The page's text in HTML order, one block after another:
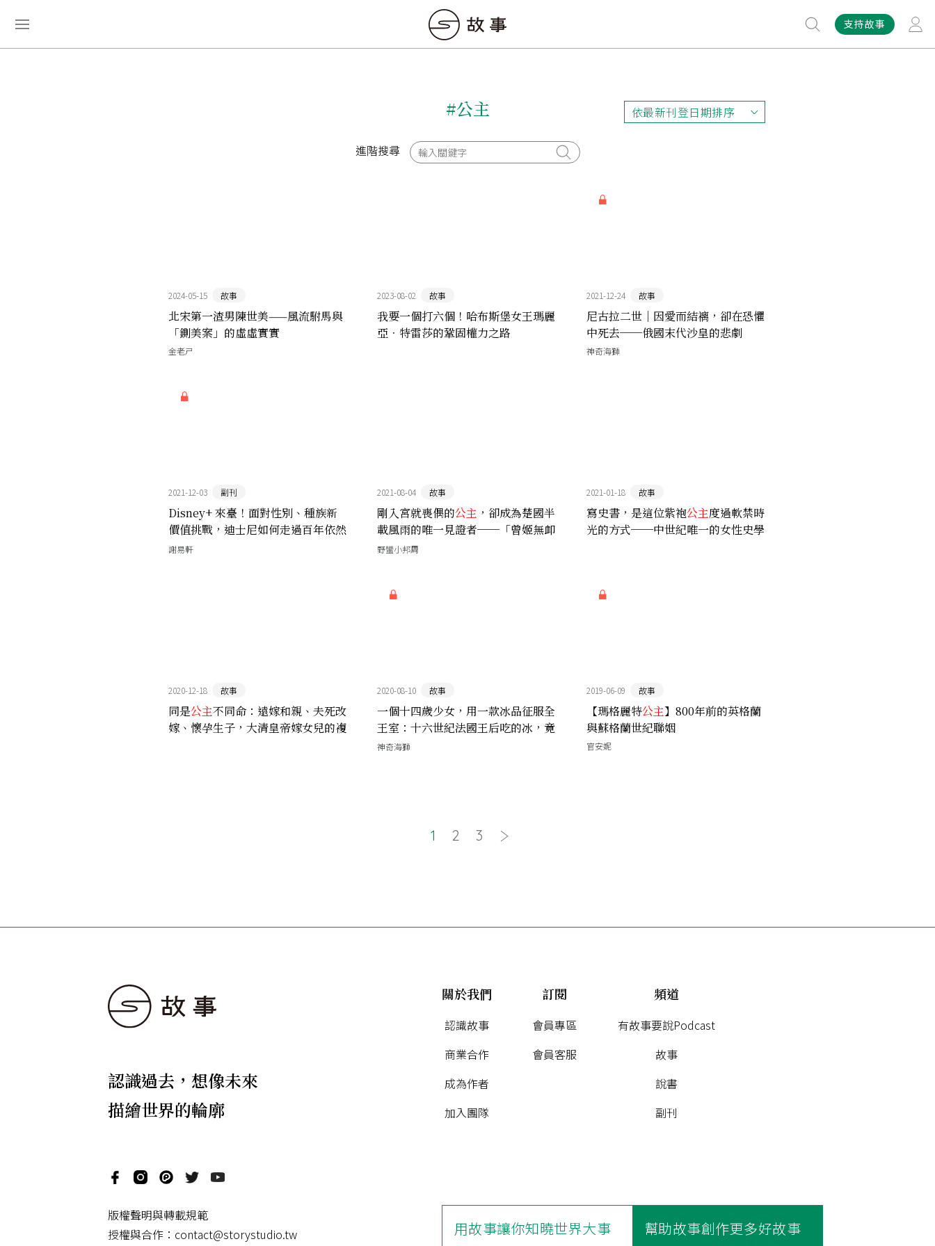
支持故事
#公主 依最新刊登日期排序
依最新刊登日期排序
進階搜尋
2024-05-15 故事
北宋第一渣男陳世美——風流駙馬與
「鍘美案」的虛虛實實
金老ㄕ
2023-08-02 故事
我要一個打六個！哈布斯堡女王瑪麗
亞．特雷莎的鞏固權力之路
2021-12-24 故事
尼古拉二世｜因愛而結褵，卻在恐懼
中死去──俄國末代沙皇的悲劇
神奇海獅
2021-12-03 副刊
Disney+ 來臺！面對性別、種族新
價值挑戰，迪士尼如何走過百年依然
屹立不搖？
謝易軒
2021-08-04 故事
剛入宮就喪偶的公主 ，卻成為楚國半
載風雨的唯一見證者──「曾姬無卹
壺」的由來
野蠻小邦周
2021-01-18 故事
寫史書，是這位紫袍公主度過軟禁時
光的方式──中世紀唯一的女性史學
2020-12-18 故事
同是公主不同命：遠嫁和親、夫死改
嫁、懷孕生子，大清皇帝嫁女兒的複
2020-08-10 故事
一個十四歲少女，用一款冰品征服全
王室：十六世紀法國王后吃的冰，竟
是這個味道！
神奇海獅
2019-06-09 故事
【瑪格麗特公主】800年前的英格蘭
與蘇格蘭世紀聯姻
官安妮
1 2 3
認識過去，想像未來
描繪世界的輪廓
關於我們
認識故事
商業合作
成為作者
加入團隊
訂閱
會員專區
會員客服
頻道
有故事要說Podcast
故事
說書
副刊
版權聲明與轉載規範
授權與合作： contact@storystudio.tw
用故事讓你知曉世界大事 幫助故事創作更多好故事